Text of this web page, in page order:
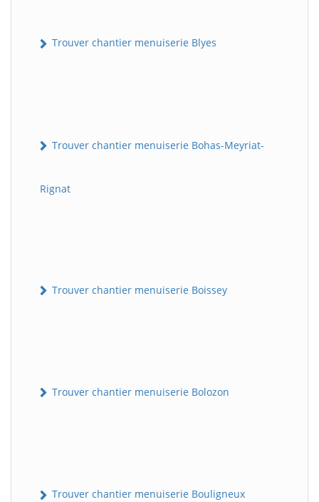
Trouver chantier menuiserie Blyes
Trouver chantier menuiserie Bohas-Meyriat-
Rignat
Trouver chantier menuiserie Boissey
Trouver chantier menuiserie Bolozon
Trouver chantier menuiserie Bouligneux